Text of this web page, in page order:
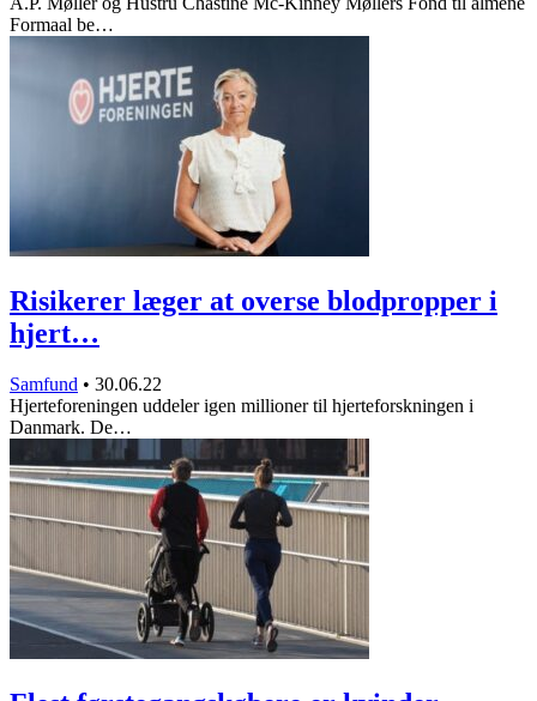
Formaal be…
Risikerer læger at overse blodpropper i
hjert…
Samfund • 30.06.22
Hjerteforeningen uddeler igen millioner til hjerteforskningen i
Danmark. De…